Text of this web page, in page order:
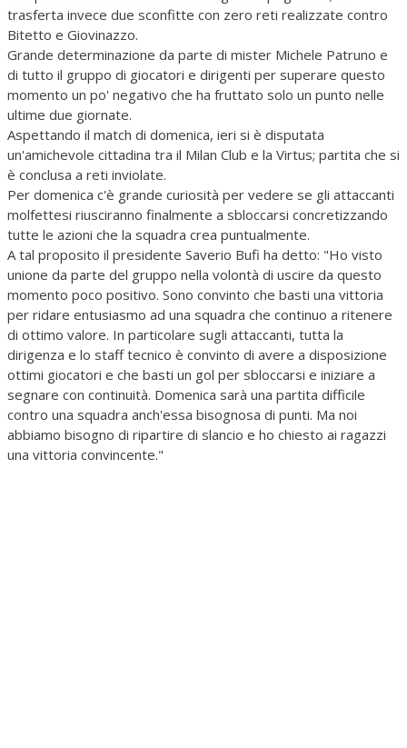
trasferta invece due sconfitte con zero reti realizzate contro
Bitetto e Giovinazzo.
Grande determinazione da parte di mister Michele Patruno e
di tutto il gruppo di giocatori e dirigenti per superare questo
momento un po' negativo che ha fruttato solo un punto nelle
ultime due giornate.
Aspettando il match di domenica, ieri si è disputata
un'amichevole cittadina tra il Milan Club e la Virtus; partita che si
è conclusa a reti inviolate.
Per domenica c'è grande curiosità per vedere se gli attaccanti
molfettesi riusciranno finalmente a sbloccarsi concretizzando
tutte le azioni che la squadra crea puntualmente.
A tal proposito il presidente Saverio Bufi ha detto: "Ho visto
unione da parte del gruppo nella volontà di uscire da questo
momento poco positivo. Sono convinto che basti una vittoria
per ridare entusiasmo ad una squadra che continuo a ritenere
di ottimo valore. In particolare sugli attaccanti, tutta la
dirigenza e lo staff tecnico è convinto di avere a disposizione
ottimi giocatori e che basti un gol per sbloccarsi e iniziare a
segnare con continuità. Domenica sarà una partita difficile
contro una squadra anch'essa bisognosa di punti. Ma noi
abbiamo bisogno di ripartire di slancio e ho chiesto ai ragazzi
una vittoria convincente."